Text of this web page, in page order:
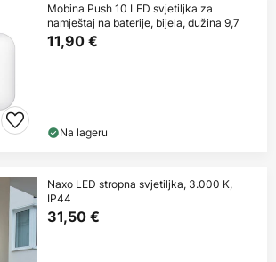
Mobina Push 10 LED svjetiljka za
namještaj na baterije, bijela, dužina 9,7
11,90 €
Na lageru
Naxo LED stropna svjetiljka, 3.000 K,
IP44
31,50 €